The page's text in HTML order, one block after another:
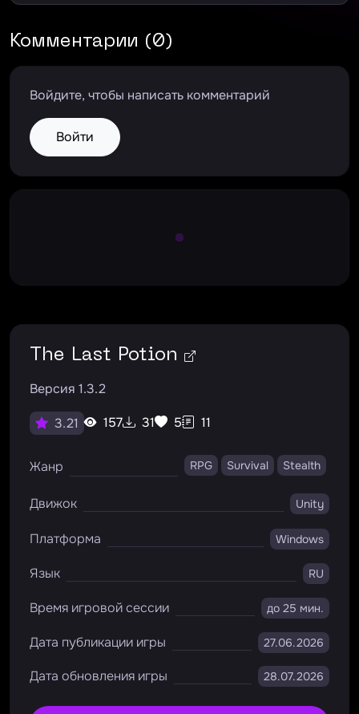
Комментарии (0)
Войдите, чтобы написать комментарий
Войти
Large Spinner
The Last Potion
Версия 1.3.2
3.21 157 31 5 11
Жанр RPG Survival Stealth
Движок Unity
Платформа Windows
Язык RU
Время игровой сессии до 25 мин.
Дата публикации игры 27.06.2026
Дата обновления игры 28.07.2026